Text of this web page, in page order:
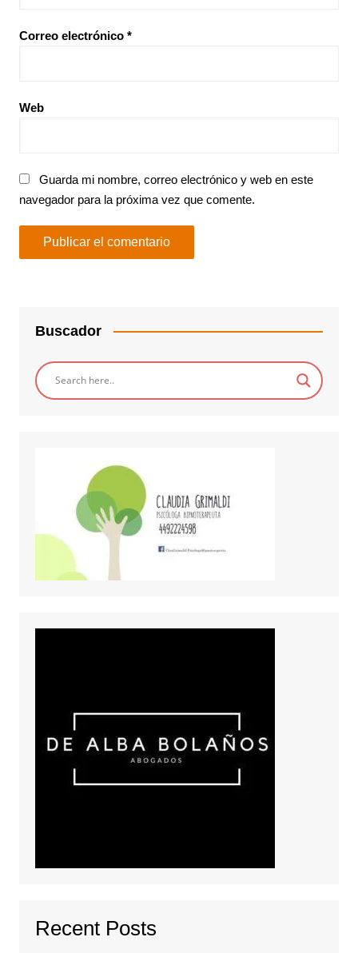
Correo electrónico *
Web
Guarda mi nombre, correo electrónico y web en este
navegador para la próxima vez que comente.
Buscador
Recent Posts